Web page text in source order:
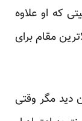
که او علاوه
مقام برای
دید مگر وقتی